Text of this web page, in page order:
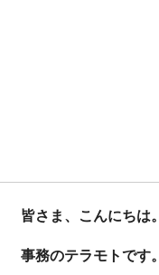
皆さま、こんにちは。
事務のテラモトです。